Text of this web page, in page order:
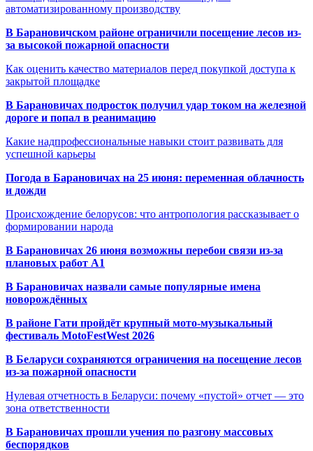
автоматизированному производству
В Барановичском районе ограничили посещение лесов из-
за высокой пожарной опасности
Как оценить качество материалов перед покупкой доступа к
закрытой площадке
В Барановичах подросток получил удар током на железной
дороге и попал в реанимацию
Какие надпрофессиональные навыки стоит развивать для
успешной карьеры
Погода в Барановичах на 25 июня: переменная облачность
и дожди
Происхождение белорусов: что антропология рассказывает о
формировании народа
В Барановичах 26 июня возможны перебои связи из-за
плановых работ A1
В Барановичах назвали самые популярные имена
новорождённых
В районе Гати пройдёт крупный мото-музыкальный
фестиваль MotoFestWest 2026
В Беларуси сохраняются ограничения на посещение лесов
из-за пожарной опасности
Нулевая отчетность в Беларуси: почему «пустой» отчет — это
зона ответственности
В Барановичах прошли учения по разгону массовых
беспорядков